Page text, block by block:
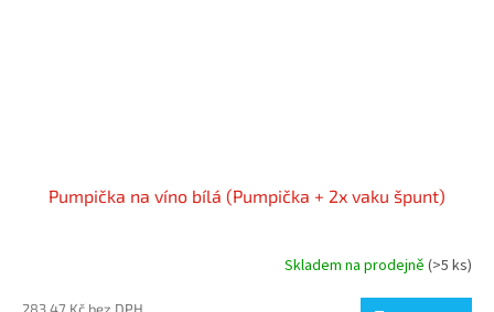
Pumpička na víno bílá (Pumpička + 2x vaku špunt)
Skladem na prodejně (>5 ks)